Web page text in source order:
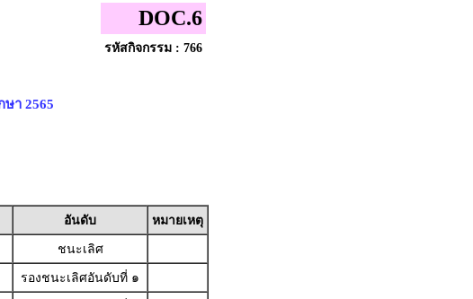
า 2565
DOC.6
รหัสกิจกรรม : 766
อันดับ
หมายเหตุ
ชนะเลิศ
รองชนะเลิศอันดับที่ ๑